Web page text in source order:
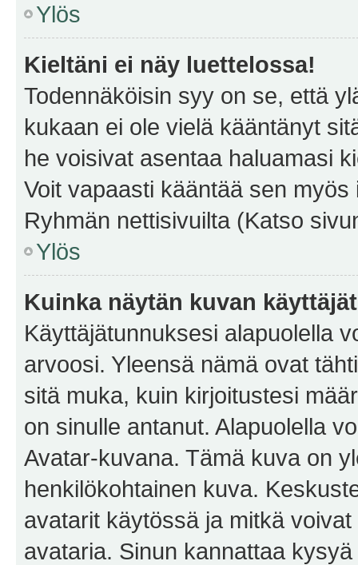
Ylös
Kieltäni ei näy luettelossa!
Todennäköisin syy on se, että
kukaan ei ole vielä kääntänyt
he voisivat asentaa haluamasi
Voit vapaasti kääntää sen
Ryhmän nettisivuilta (Katso
Ylös
Kuinka näytän kuvan
Käyttäjätunnuksesi alapuolella
arvoosi. Yleensä nämä ovat
sitä muka, kuin kirjoitustesi
on sinulle antanut. Alapuolella
Avatar-kuvana. Tämä kuva on
henkilökohtainen kuva.
avatarit käytössä ja mitkä
avataria. Sinun kannattaa